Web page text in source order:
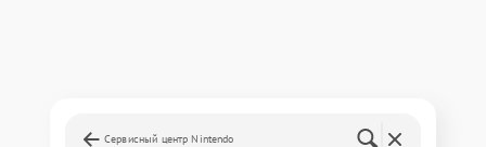
Сервисный центр Nintendo